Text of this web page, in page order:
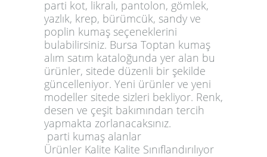
parti kot, likralı, pantolon, gömlek,
yazlık, krep, bürümcük, sandy ve
poplin kumaş seçeneklerini
bulabilirsiniz. Bursa Toptan kumaş
alım satım kataloğunda yer alan bu
ürünler, sitede düzenli bir şekilde
güncelleniyor. Yeni ürünler ve yeni
modeller sitede sizleri bekliyor. Renk,
desen ve çeşit bakımından tercih
yapmakta zorlanacaksınız.
parti kumaş alanlar
Ürünler Kalite Kalite Sınıflandırılıyor